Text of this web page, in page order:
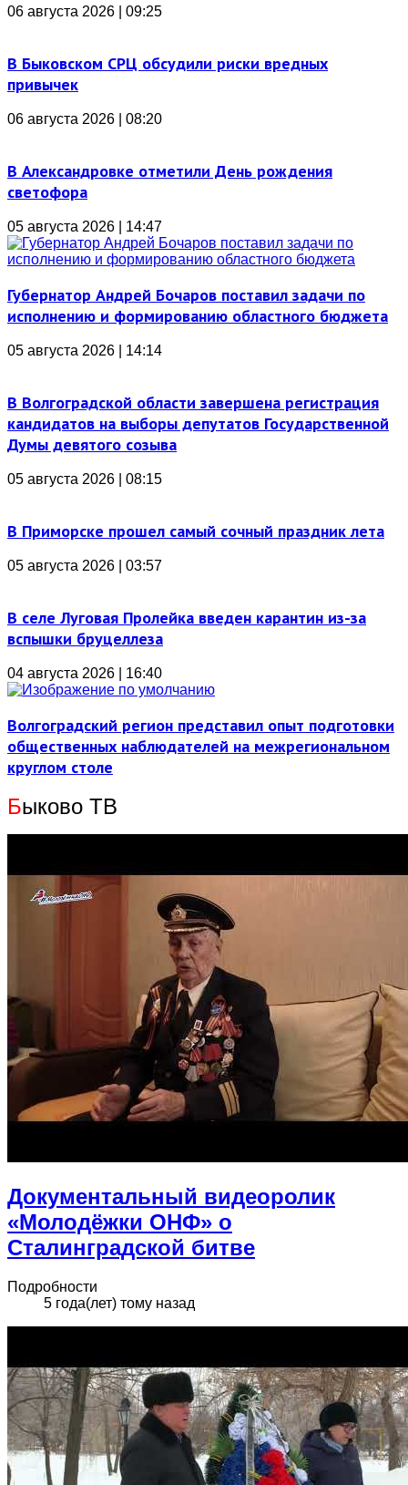
06 августа 2026 | 09:25
В Быковском СРЦ обсудили риски вредных
привычек
06 августа 2026 | 08:20
В Александровке отметили День рождения
светофора
05 августа 2026 | 14:47
Губернатор Андрей Бочаров поставил задачи по
исполнению и формированию областного бюджета
05 августа 2026 | 14:14
В Волгоградской области завершена регистрация
кандидатов на выборы депутатов Государственной
Думы девятого созыва
05 августа 2026 | 08:15
В Приморске прошел самый сочный праздник лета
05 августа 2026 | 03:57
В селе Луговая Пролейка введен карантин из-за
вспышки бруцеллеза
04 августа 2026 | 16:40
Волгоградский регион представил опыт подготовки
общественных наблюдателей на межрегиональном
круглом столе
Быково ТВ
Документальный видеоролик
«Молодёжки ОНФ» о
Сталинградской битве
Подробности
5 года(лет) тому назад